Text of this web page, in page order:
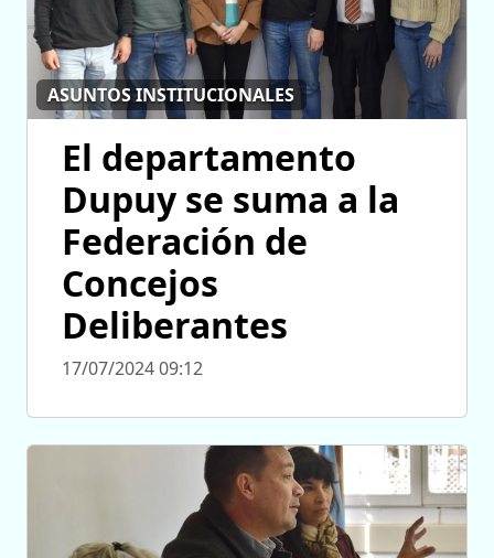
ASUNTOS INSTITUCIONALES
El departamento
Dupuy se suma a la
Federación de
Concejos
Deliberantes
17/07/2024 09:12